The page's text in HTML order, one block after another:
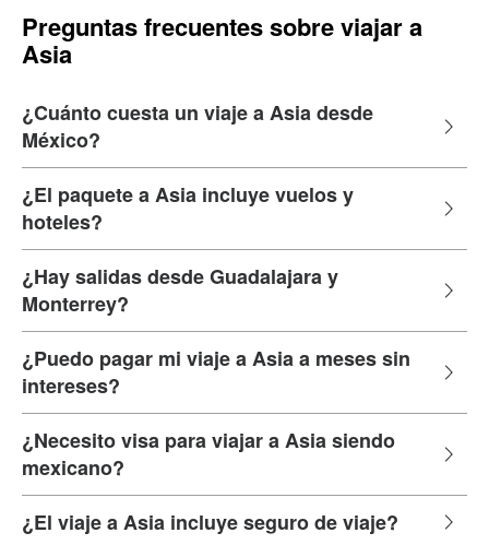
Preguntas frecuentes sobre viajar a
Asia
¿Cuánto cuesta un viaje a Asia desde
México?
¿El paquete a Asia incluye vuelos y
hoteles?
¿Hay salidas desde Guadalajara y
Monterrey?
¿Puedo pagar mi viaje a Asia a meses sin
intereses?
¿Necesito visa para viajar a Asia siendo
mexicano?
¿El viaje a Asia incluye seguro de viaje?